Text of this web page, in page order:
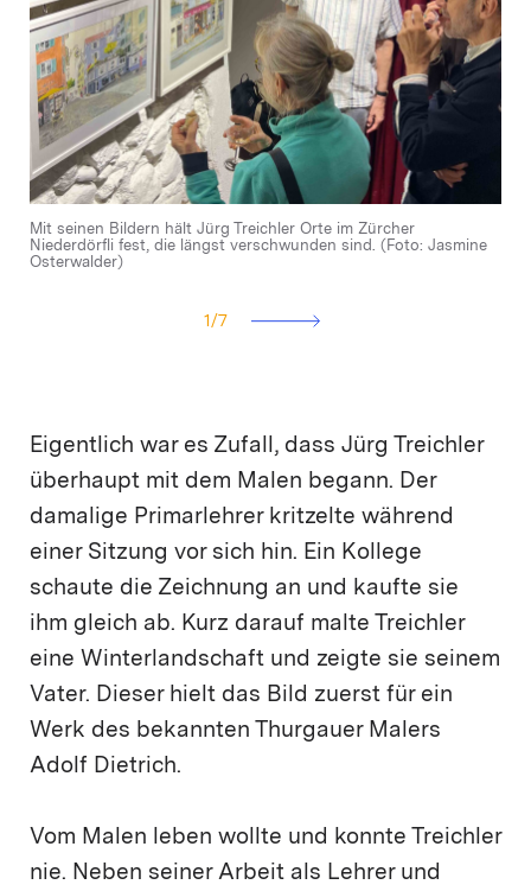
Mit seinen Bildern hält Jürg Treichler Orte im Zürcher
Niederdörfli fest, die längst verschwunden sind. (Foto: Jasmine
Osterwalder)
Bahnhof Hardbrücke, 2017. (Bild: Jürg Treichler)
Eisenbahnbrücke beim Letten, 1995. (Bild: Jürg Treichler)
New-Zurich Prime-Tower, 2017. (Bild: Jürg Treichler)
Limmat beim Letten, 2017. (Bild: Jürg Treichler)
Industriequartier, 2017. (Bild: Jürg Treichler)
Grosser Stein des Anstosses: Swissmill Tower, 2017. (Bild: Jürg
Treichler)
1 /7
Eigentlich war es Zufall, dass Jürg Treichler
überhaupt mit dem Malen begann. Der
damalige Primarlehrer kritzelte während
einer Sitzung vor sich hin. Ein Kollege
schaute die Zeichnung an und kaufte sie
ihm gleich ab. Kurz darauf malte Treichler
eine Winterlandschaft und zeigte sie seinem
Vater. Dieser hielt das Bild zuerst für ein
Werk des bekannten Thurgauer Malers
Adolf Dietrich.
Vom Malen leben wollte und konnte Treichler
nie. Neben seiner Arbeit als Lehrer und